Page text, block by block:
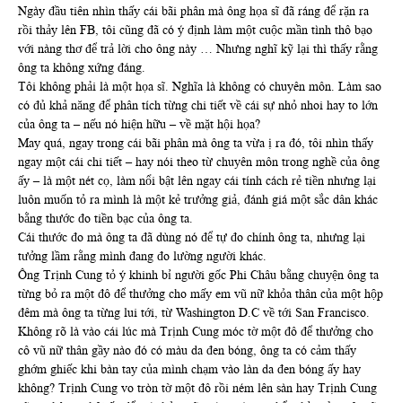
Ngày đầu tiên nhìn thấy cái bãi phân mà ông họa sĩ đã ráng để rặn ra
rồi thảy lên FB, tôi cũng đã có ý định làm một cuộc mần tình thô bạo
với nàng thơ để trả lời cho ông này … Nhưng nghĩ kỹ lại thì thấy rằng
ông ta không xứng đáng.
Tôi không phải là một họa sĩ. Nghĩa là không có chuyên môn. Làm sao
có đủ khả năng để phân tích từng chi tiết về cái sự nhỏ nhoi hay to lớn
của ông ta – nếu nó hiện hữu – về mặt hội họa?
May quá, ngay trong cái bãi phân mà ông ta vừa ị ra đó, tôi nhìn thấy
ngay một cái chi tiết – hay nói theo từ chuyên môn trong nghề của ông
ấy – là một nét cọ, làm nổi bật lên ngay cái tính cách rẻ tiền nhưng lại
luôn muốn tỏ ra mình là một kẻ trưởng giả, đánh giá một sắc dân khác
bằng thước đo tiền bạc của ông ta.
Cái thước đo mà ông ta đã dùng nó để tự đo chính ông ta, nhưng lại
tưởng lầm rằng mình đang đo lường người khác.
Ông Trịnh Cung tỏ ý khinh bỉ người gốc Phi Châu bằng chuyện ông ta
từng bỏ ra một đô để thưởng cho mấy em vũ nữ khỏa thân của một hộp
đêm mà ông ta từng lui tới, từ Washington D.C về tới San Francisco.
Không rõ là vào cái lúc mà Trịnh Cung móc tờ một đô để thưởng cho
cô vũ nữ thân gầy nào đó có màu da đen bóng, ông ta có cảm thấy
ghớm ghiếc khi bàn tay của mình chạm vào làn da đen bóng ấy hay
không? Trịnh Cung vo tròn tờ một đô rồi ném lên sàn hay Trịnh Cung